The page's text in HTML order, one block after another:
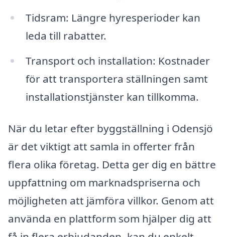
Tidsram: Längre hyresperioder kan
leda till rabatter.
Transport och installation: Kostnader
för att transportera ställningen samt
installationstjänster kan tillkomma.
När du letar efter byggställning i Odensjö
är det viktigt att samla in offerter från
flera olika företag. Detta ger dig en bättre
uppfattning om marknadspriserna och
möjligheten att jämföra villkor. Genom att
använda en plattform som hjälper dig att